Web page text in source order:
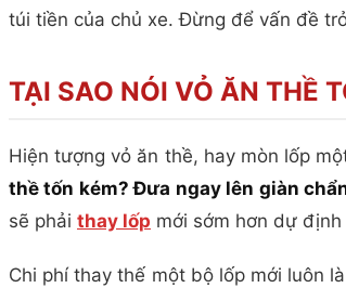
túi tiền của chủ xe. Đừng để vấn đề
TẠI SAO NÓI VỎ ĂN THỀ
Hiện tượng vỏ ăn thề, hay mòn lốp
thề tốn kém? Đưa ngay lên giàn
sẽ phải thay lốp mới sớm hơn dự
Chi phí thay thế một bộ lốp mới luôn